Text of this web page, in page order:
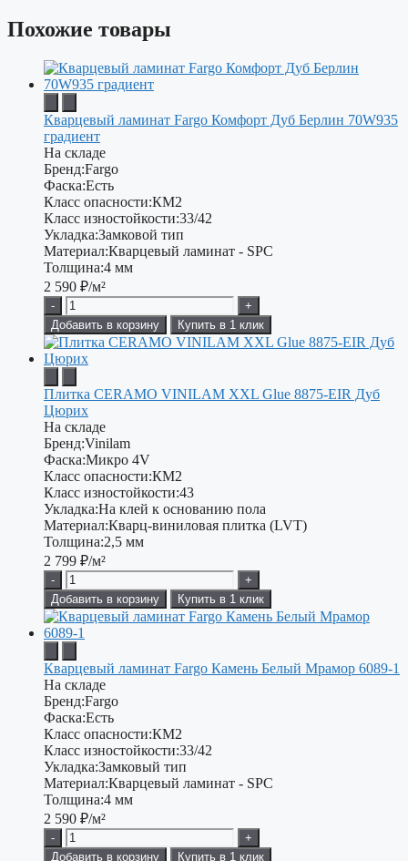
Похожие товары
Кварцевый ламинат Fargo Комфорт Дуб Берлин 70W935
градиент
На складе
Бренд:Fargo
Фаска:Есть
Класс опасности:КМ2
Класс изностойкости:33/42
Укладка:Замковой тип
Материал:Кварцевый ламинат - SPC
Толщина:4 мм
2 590 ₽/м²
-
+
Добавить в корзину
Купить в 1 клик
Плитка CERAMO VINILAM XXL Glue 8875-EIR Дуб
Цюрих
На складе
Бренд:Vinilam
Фаска:Микро 4V
Класс опасности:КМ2
Класс изностойкости:43
Укладка:На клей к основанию пола
Материал:Кварц-виниловая плитка (LVT)
Толщина:2,5 мм
2 799 ₽/м²
-
+
Добавить в корзину
Купить в 1 клик
Кварцевый ламинат Fargo Камень Белый Мрамор 6089-1
На складе
Бренд:Fargo
Фаска:Есть
Класс опасности:КМ2
Класс изностойкости:33/42
Укладка:Замковый тип
Материал:Кварцевый ламинат - SPC
Толщина:4 мм
2 590 ₽/м²
-
+
Добавить в корзину
Купить в 1 клик